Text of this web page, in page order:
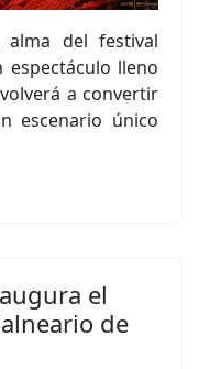
alma del festival
espectáculo lleno
a convertir
escenario único
el
de